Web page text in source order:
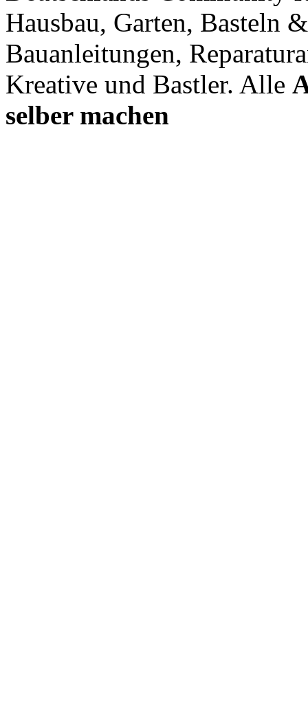
Hausbau, Garten, Basteln
Bauanleitungen,
Kreative und Bastler. Alle
selber machen